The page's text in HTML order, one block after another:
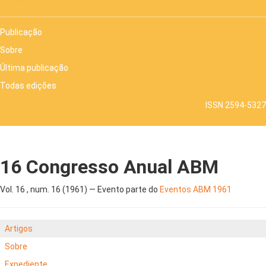
Publicação
Sobre
Última publicação
Todas edições
ISSN 2594-5327
16 Congresso Anual ABM
Vol. 16 , num. 16 (1961) — Evento parte do Eventos ABM 1961
Artigos
Sobre
Expediente